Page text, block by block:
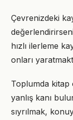
Çevrenizdeki
hızlı ilerleme
onları
Toplumda kitap
yanlış kanı
sıyrılmak,